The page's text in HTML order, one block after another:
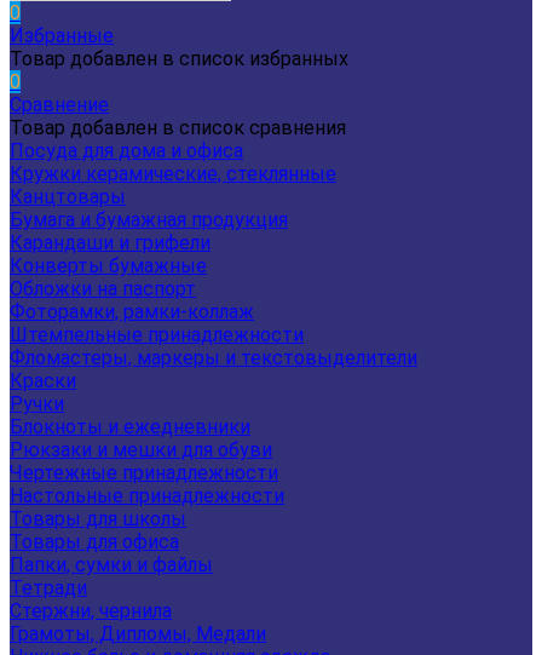
0
Избранные
Товар добавлен в список избранных
0
Сравнение
Товар добавлен в список сравнения
Посуда для дома и офиса
Кружки керамические, стеклянные
Канцтовары
Бумага и бумажная продукция
Карандаши и грифели
Конверты бумажные
Обложки на паспорт
Фоторамки, рамки-коллаж
Штемпельные принадлежности
Фломастеры, маркеры и текстовыделители
Краски
Ручки
Блокноты и ежедневники
Рюкзаки и мешки для обуви
Чертежные принадлежности
Настольные принадлежности
Товары для школы
Товары для офиса
Папки, сумки и файлы
Тетради
Стержни, чернила
Грамоты, Дипломы, Медали